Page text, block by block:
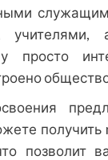
просто
получить
позволит